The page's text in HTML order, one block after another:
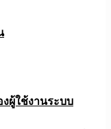
ผู้ใช้งานระบบ